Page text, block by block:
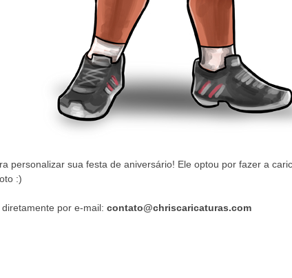
personalizar sua festa de aniversário! Ele optou por fazer a
:)
por e-mail: contato@chriscaricaturas.com